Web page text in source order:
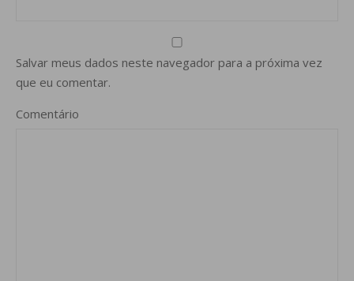
Salvar meus dados neste navegador para a próxima vez
que eu comentar.
Comentário